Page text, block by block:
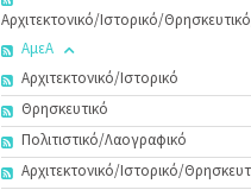
Αρχιτεκτονικό/Ιστορικό/
ΑμεΑ
Αρχιτεκτονικό/Ιστορικό
Θρησκευτικό
Πολιτιστικό/Λαογραφικό
Αρχιτεκτονικό/Ιστορικό/